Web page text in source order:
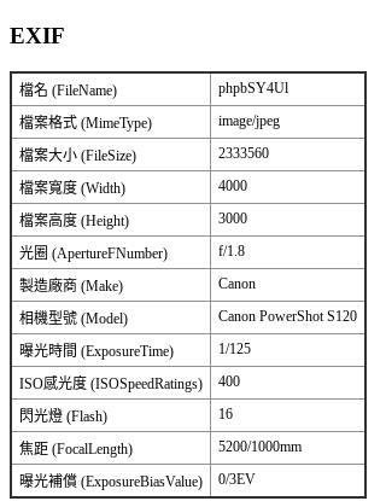
EXIF
檔名 (FileName) phpbSY4Ul
檔案格式 (MimeType) image/jpeg
檔案大小 (FileSize) 2333560
檔案寬度 (Width) 4000
檔案高度 (Height) 3000
光圈 (ApertureFNumber) f/1.8
製造廠商 (Make) Canon
相機型號 (Model) Canon PowerShot S120
曝光時間 (ExposureTime) 1/125
ISO感光度 (ISOSpeedRatings) 400
閃光燈 (Flash) 16
焦距 (FocalLength) 5200/1000mm
曝光補償 (ExposureBiasValue) 0/3EV